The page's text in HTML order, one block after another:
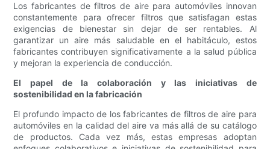
Los fabricantes de filtros de aire para automóviles innovan
constantemente para ofrecer filtros que satisfagan estas
exigencias de bienestar sin dejar de ser rentables. Al
garantizar un aire más saludable en el habitáculo, estos
fabricantes contribuyen significativamente a la salud pública
y mejoran la experiencia de conducción.
El papel de la colaboración y las iniciativas de
sostenibilidad en la fabricación
El profundo impacto de los fabricantes de filtros de aire para
automóviles en la calidad del aire va más allá de su catálogo
de productos. Cada vez más, estas empresas adoptan